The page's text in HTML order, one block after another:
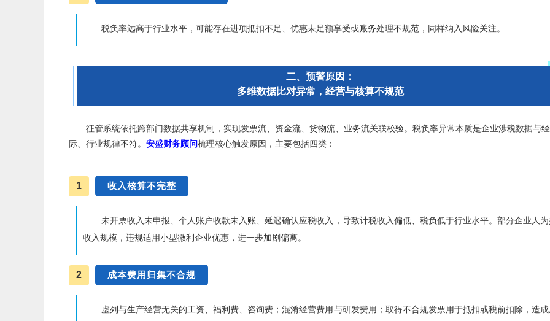
税负率远高于行业水平，可能存在进项抵扣不足、优惠未足额享受或账务处理不规范，同样纳入风险关注。
二、预警原因：
多维数据比对异常，经营与核算不规范
征管系统依托跨部门数据共享机制，实现发票流、资金流、货物流、业务流关联校验。税负率异常本质是企业涉税数据与
际、行业规律不符。 安盛财务顾问梳理核心触发原因，主要包括四类：
1 收入核算不完整
未开票收入未申报、个人账户收款未入账、延迟确认应税收入，导致计税收入偏低、税负低于行业水平。部分企业人
收入规模，违规适用小型微利企业优惠，进一步加剧偏离。
2 成本费用归集不合规
虚列与生产经营无关的工资、福利费、咨询费；混淆经营费用与研发费用；取得不合规发票用于抵扣或税前扣除，造